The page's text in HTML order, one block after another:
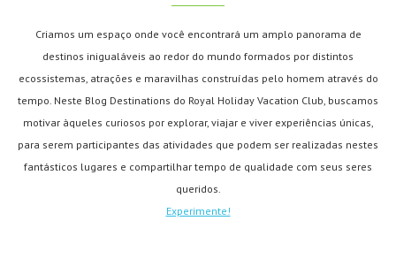
Criamos um espaço onde você encontrará um amplo panorama de
destinos inigualáveis ao redor do mundo formados por distintos
ecossistemas, atrações e maravilhas construídas pelo homem através do
tempo. Neste Blog Destinations do Royal Holiday Vacation Club, buscamos
motivar àqueles curiosos por explorar, viajar e viver experiências únicas,
para serem participantes das atividades que podem ser realizadas nestes
fantásticos lugares e compartilhar tempo de qualidade com seus seres
queridos.
Experimente!